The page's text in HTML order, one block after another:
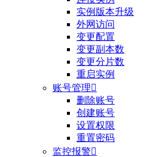
实例版本升级
外网访问
变更配置
变更副本数
变更分片数
重启实例
账号管理
删除账号
创建账号
设置权限
重置密码
监控报警